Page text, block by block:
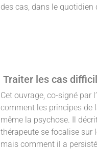
des cas, dans le quotidien
Traiter les cas
Cet ouvrage, co-signé par
comment les principes de
même la psychose. Il
thérapeute se focalise sur
mais comment il a